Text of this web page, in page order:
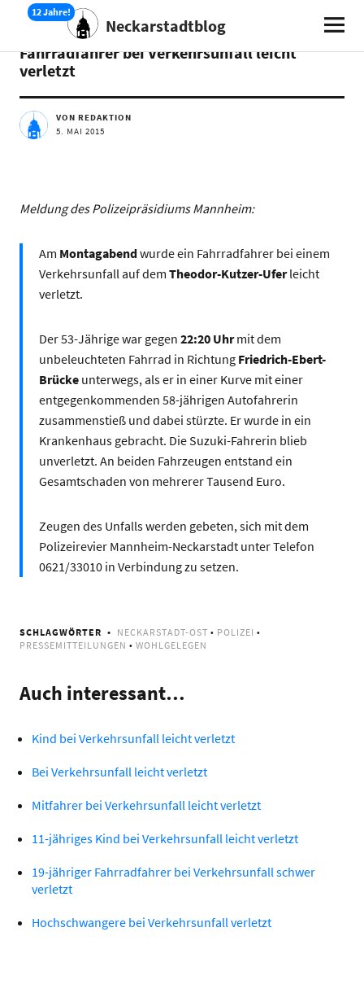
Neckarstadtblog
AKTUELLES
Fahrradfahrer bei Verkehrsunfall leicht
verletzt
VON REDAKTION
5. MAI 2015
Meldung des Polizeipräsidiums Mannheim:
Am Montagabendwurde ein Fahrradfahrer bei einem
Verkehrsunfall auf dem Theodor-Kutzer-Uferleicht
verletzt.
Der 53-Jährige war gegen 22:20 Uhrmit dem
unbeleuchteten Fahrrad in Richtung Friedrich-Ebert-
Brückeunterwegs, als er in einer Kurve mit einer
entgegenkommenden 58-jährigen Autofahrerin
zusammenstieß und dabei stürzte. Er wurde in ein
Krankenhaus gebracht. Die Suzuki-Fahrerin blieb
unverletzt. An beiden Fahrzeugen entstand ein
Gesamtschaden von mehrerer Tausend Euro.
Zeugen des Unfalls werden gebeten, sich mit dem
Polizeirevier Mannheim-Neckarstadt unter Telefon
0621/33010 in Verbindung zu setzen.
SCHLAGWÖRTER NECKARSTADT-OST • POLIZEI •
PRESSEMITTEILUNGEN • WOHLGELEGEN
Auch interessant…
Kind bei Verkehrsunfall leicht verletzt
Bei Verkehrsunfall leicht verletzt
Mitfahrer bei Verkehrsunfall leicht verletzt
11-jähriges Kind bei Verkehrsunfall leicht verletzt
19-jähriger Fahrradfahrer bei Verkehrsunfall schwer
verletzt
Hochschwangere bei Verkehrsunfall verletzt